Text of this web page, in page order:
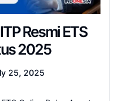
Resmi ETS
2025
25, 2025